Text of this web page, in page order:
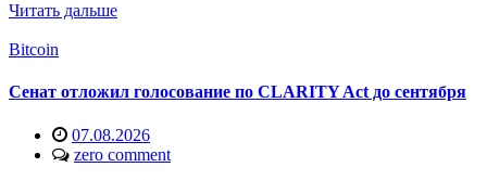
Читать дальше
Bitcoin
Сенат отложил голосование по CLARITY Act до сентября
07.08.2026
zero comment